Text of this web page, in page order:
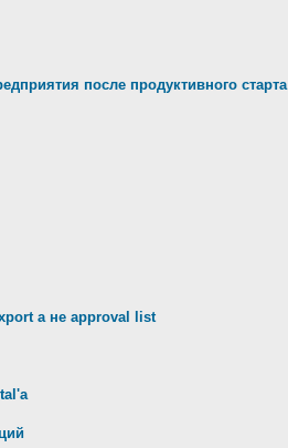
после продуктивного старта
а не approval list